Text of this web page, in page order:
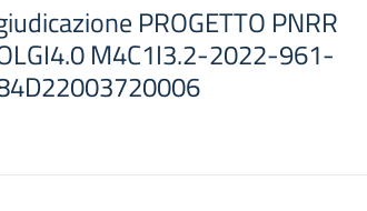
PROGETTO PNRR
M4C1I3.2-2022-961-